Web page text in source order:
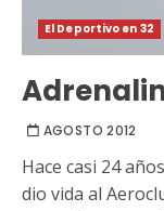
El Deportivo en 32
AGOSTO 2012
Hace casi 24
dio vida al